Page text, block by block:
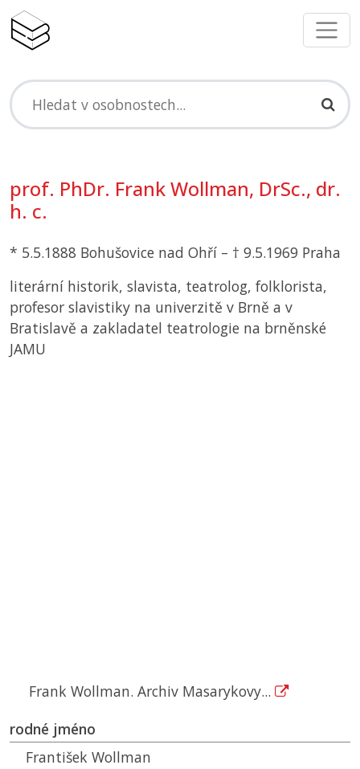
prof. PhDr. Frank Wollman, DrSc., dr.
h. c.
* 5.5.1888 Bohušovice nad Ohří – † 9.5.1969 Praha
literární historik, slavista, teatrolog, folklorista,
profesor slavistiky na univerzitě v Brně a v
Bratislavě a zakladatel teatrologie na brněnské
JAMU
Frank Wollman. Archiv Masarykovy...
rodné jméno
František Wollman